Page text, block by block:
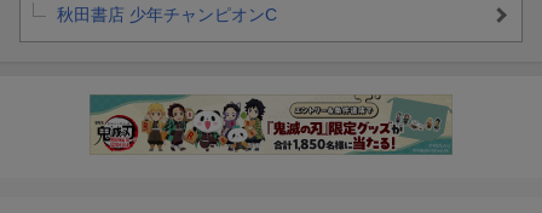
秋田書店 少年チャンピオンC